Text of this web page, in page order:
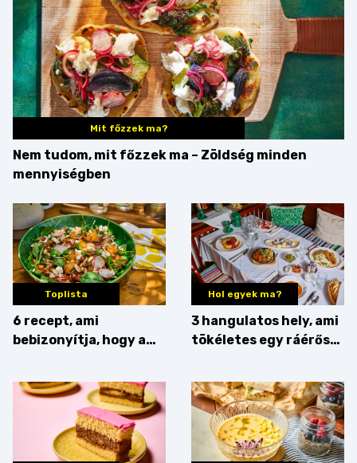
Mit főzzek ma?
Nem tudom, mit főzzek ma – Zöldség minden
mennyiségben
Toplista
6 recept, ami
bebizonyítja, hogy a
zseniális
Hol egyek ma?
3 hangulatos hely, ami
tökéletes egy ráérős